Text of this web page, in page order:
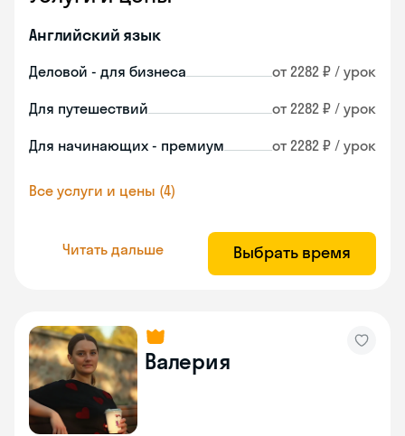
Английский язык
Деловой - для бизнеса от 2282 ₽ / урок
Для путешествий от 2282 ₽ / урок
Для начинающих - премиум от 2282 ₽ / урок
Все услуги и цены (4)
Читать дальше Выбрать время
Валерия